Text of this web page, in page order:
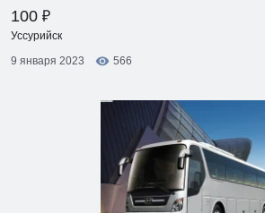
100 ₽
Уссурийск
9 января 2023
566